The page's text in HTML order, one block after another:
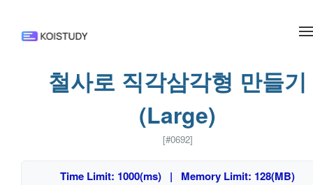
철사로 직각삼각형 만들기
(Large)
[#0692]
Time Limit: 1000(ms) | Memory Limit: 128(MB)